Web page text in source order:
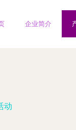
企业简介
动